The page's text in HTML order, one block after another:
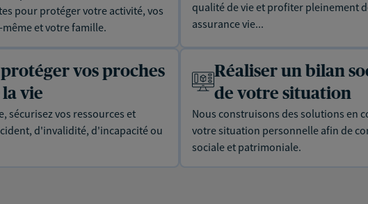
pour protéger votre activité, vos
et votre famille.
qualité de vie et profiter pleinement
assurance vie...
vos proches
la vie
sécurisez vos ressources et
d'invalidité, d'incapacité ou
Réaliser un bilan
de votre situation
Nous construisons des solutions en
votre situation personnelle afin de
sociale et patrimoniale.